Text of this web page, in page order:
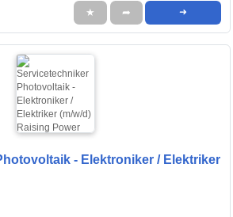
★ ➦ ➜
- Elektroniker / Elektriker